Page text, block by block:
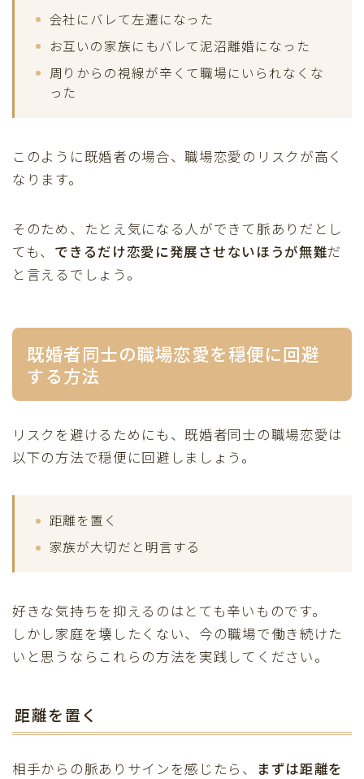
会社にバレて左遷になった
お互いの家族にもバレて泥沼離婚になった
周りからの視線が辛くて職場にいられなくな
った
このように既婚者の場合、職場恋愛のリスクが高く
なります。
そのため、たとえ気になる人ができて脈ありだとし
ても、 できるだけ恋愛に発展させないほうが無難だ
と言えるでしょう。
既婚者同士の職場恋愛を穏便に回避
する方法
リスクを避けるためにも、既婚者同士の職場恋愛は
以下の方法で穏便に回避しましょう。
距離を置く
家族が大切だと明言する
好きな気持ちを抑えるのはとても辛いものです。
しかし家庭を壊したくない、今の職場で働き続けた
いと思うならこれらの方法を実践してください。
距離を置く
相手からの脈ありサインを感じたら、
まずは距離を